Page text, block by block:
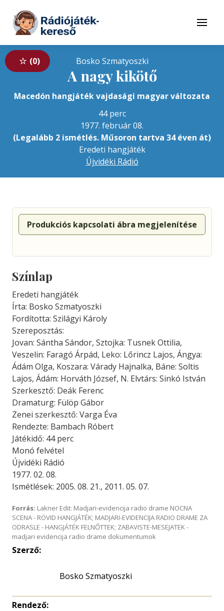
Tovább a tartalomhoz
Menü
0 Bosko Szmatyoszki
A nagy kikötő
Macedón hangjáték vajdasági magyar változata
44 perc
1977. február 08.
(Legalább 2 ismétlés. Műsoron tartva 34 éven át)
Eredeti hangjáték
Újvidéki Rádió
Produkciós kapcsolati ábra megjelenítése
Színlap
Eredeti hangjáték
Írta: Bosko Szmatyoszki
Fordította: Szilágyi Károly
Szereposztás:
Jovan: Sántha Sándor, Sztojka: Tusnek Ottilia,
Veszelin: Faragó Árpád, Leko: Lőrincz Lajos, Ángya:
Ádám Olga, Koszara: Várady Hajnalka, Báne: Soltis
Lajos, Ádám: Horváth József, N. Elvtárs: Sinkó István
Szerkesztő: Deák Ferenc
Dramaturg: Fülöp Gábor
Zenei szerkesztő: Varga Éva
Rendezte: Bambach Róbert
Játékidő: 44 perc
Monó felvétel
Újvidéki Rádió
1977. 02. 08.
Ismétlések: 2005. 08. 21., 2011. 05. 07.
Forrás: Lakner Edit: Madjari-evidencija radio drame NOCNA
SCENA - RÖVID HANGJÁTÉK; MADJARI-EVIDENCIJA RADIO DRAME ZA
ODRASLE - HANGJÁTÉK FELNŐTTEK; ZABAVISTE-MESEJATEK -
madjari evidencija radio drame dokumentumok
Szerző:
Bosko Szmatyoszki
Rendező: